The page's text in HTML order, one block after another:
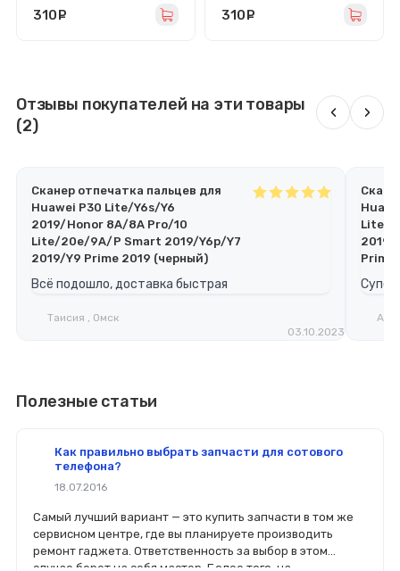
310 310
Отзывы покупателей на эти товары
(2)
‹ ›
Сканер отпечатка пальцев для
Huawei P30 Lite/Y6s/Y6
2019/Honor 8A/8A Pro/10
Lite/20e/9A/P Smart 2019/Y6p/Y7
2019/Y9 Prime 2019 (черный)
Всё подошло, доставка быстрая
Таисия , Омск
03.10.2023
Lite/
2019/
Prime
Супер
Полезные статьи
Как правильно выбрать запчасти для сотового
телефона?
18.07.2016
Самый лучший вариант — это купить запчасти в том же
сервисном центре, где вы планируете производить
ремонт гаджета. Ответственность за выбор в этом
случае берет на себя мастер. Более того, на